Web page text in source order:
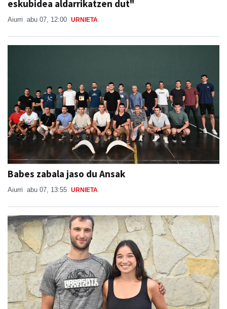
eskubidea aldarrikatzen dut"
Aiurri abu 07, 12:00 URNIETA
Babes zabala jaso du Ansak
Aiurri abu 07, 13:55 URNIETA